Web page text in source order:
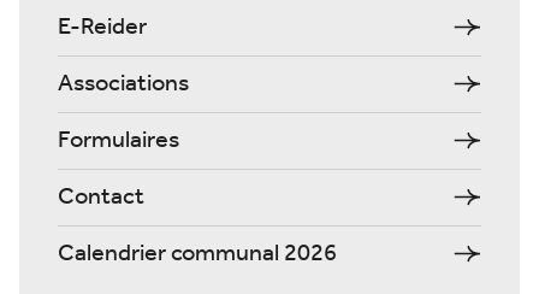
E-Reider
Associations
Formulaires
Contact
Calendrier communal 2026